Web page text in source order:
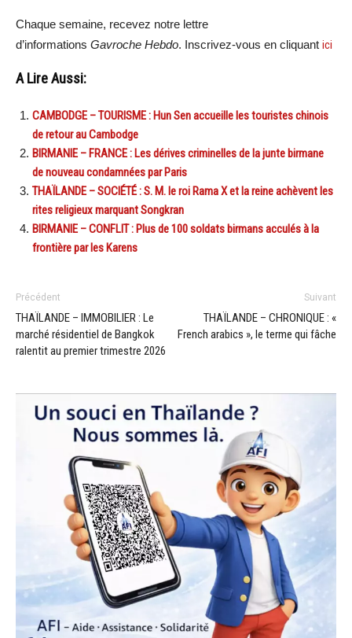
Chaque semaine, recevez notre lettre
d’informations Gavroche Hebdo. Inscrivez-vous en cliquant ici
A Lire Aussi:
CAMBODGE – TOURISME : Hun Sen accueille les touristes chinois
de retour au Cambodge
BIRMANIE – FRANCE : Les dérives criminelles de la junte birmane
de nouveau condamnées par Paris
THAÏLANDE – SOCIÉTÉ : S. M. le roi Rama X et la reine achèvent les
rites religieux marquant Songkran
BIRMANIE – CONFLIT : Plus de 100 soldats birmans acculés à la
frontière par les Karens
Précédent
THAÏLANDE – IMMOBILIER : Le
marché résidentiel de Bangkok
ralentit au premier trimestre 2026
Suivant
THAÏLANDE – CHRONIQUE : «
French arabics », le terme qui fâche